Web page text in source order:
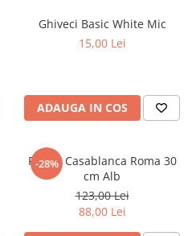
Ghiveci Basic White Mic
15,00 Lei
ADAUGA IN COS
-28%
Platou Casablanca Roma 30
cm Alb
123,00 Lei
88,00 Lei